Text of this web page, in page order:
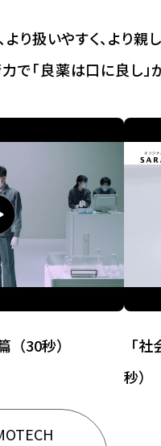
り扱いやすく、より親
「良薬は口に良し」
（30秒）
「
秒）